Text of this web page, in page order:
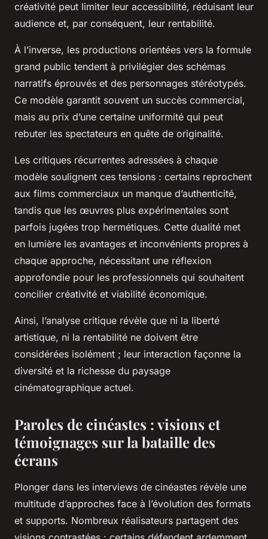
créativité peut limiter leur accessibilité, réduisant leur
audience et, par conséquent, leur rentabilité.
À l’inverse, les productions orientées vers la formule
grand public tendent à privilégier des schémas
narratifs éprouvés et des personnages stéréotypés.
Ce modèle garantit souvent un succès commercial,
mais au prix d’une certaine uniformité qui peut
rebuter les spectateurs en quête de originalité.
Les critiques récurrentes adressées à chaque
modèle soulignent ces tensions : certains reprochent
aux films commerciaux un manque d’authenticité,
tandis que les œuvres plus expérimentales sont
parfois jugées trop hermétiques. Cette dualité met
en lumière les avantages et inconvénients propres à
chaque approche, nécessitant une réflexion
approfondie pour les professionnels qui souhaitent
concilier créativité et viabilité économique.
Ainsi, l’analyse critique révèle que ni la liberté
artistique, ni la rentabilité ne doivent être
considérées isolément ; leur interaction façonne la
diversité et la richesse du paysage
cinématographique actuel.
Paroles de cinéastes : visions et
témoignages sur la bataille des
écrans
Plonger dans les interviews de cinéastes révèle une
multitude d’approches face à l’évolution des formats
et supports. Nombreux réalisateurs partagent des